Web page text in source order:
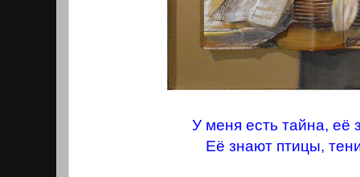
У меня есть тайна, её
Её знают птицы,